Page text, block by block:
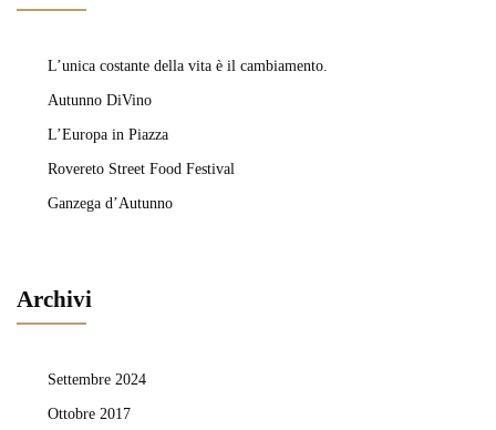
L’unica costante della vita è il cambiamento.
Autunno DiVino
L’Europa in Piazza
Rovereto Street Food Festival
Ganzega d’Autunno
Archivi
Settembre 2024
Ottobre 2017